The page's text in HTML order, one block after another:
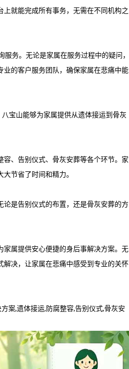
就能完成所有事务，无需在不同机构之
务。无论是家属在服务过程中的疑问，
的客户服务团队，确保家属在悲痛中能
宝山能够为家属提供从遗体接运到骨灰
、告别仪式、骨灰安葬等各个环节。家
节省了时间和精力。
是告别仪式的布置，还是骨灰安葬的方
属提供安心便捷的身后事解决方案。无
决，让家属在悲痛中感受到专业的关怀
案,遗体接运,防腐整容,告别仪式,骨灰安